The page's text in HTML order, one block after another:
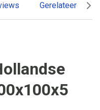
Gerelateerde